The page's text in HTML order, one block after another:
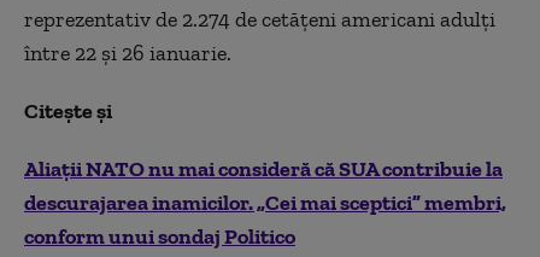
reprezentativ de 2.274 de cetățeni americani adulți
între 22 și 26 ianuarie.
Citește și
Aliații NATO nu mai consideră că SUA contribuie la
descurajarea inamicilor. „Cei mai sceptici” membri,
conform unui sondaj Politico